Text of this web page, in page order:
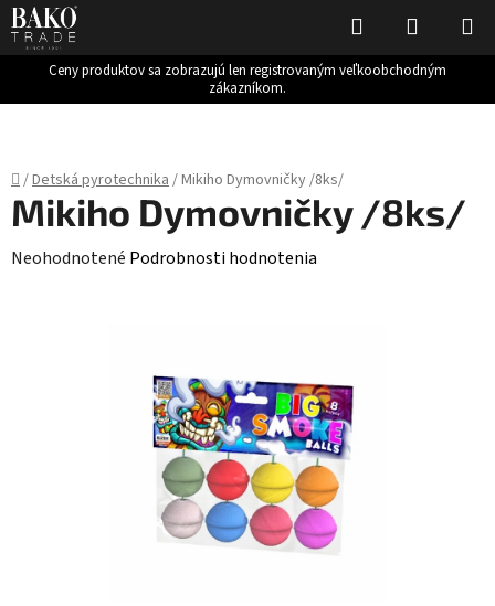
Ceny produktov sa zobrazujú len registrovaným veľkoobchodným
zákazníkom.
Hľadať
KOŠÍK
Domov
/Detská pyrotechnika/Mikiho Dymovničky /8ks/
Mikiho Dymovničky /8ks/
Priemerné
Neohodnotené Podrobnosti hodnotenia